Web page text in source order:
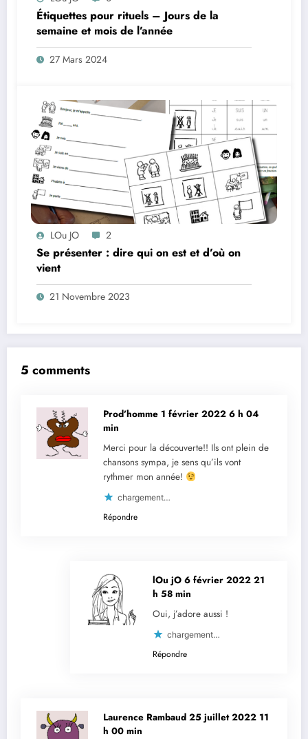
Étiquettes pour rituels – Jours de la
semaine et mois de l’année
27 Mars 2024
LOu JO 2
Se présenter : dire qui on est et d’où on
vient
21 Novembre 2023
5 comments
Prod’homme 1 février 2022 6 h 04
min
Merci pour la découverte!! Ils ont plein de
chansons sympa, je sens qu’ils vont
rythmer mon année!
chargement…
Répondre
lOu jO 6 février 2022 21
h 58 min
Oui, j’adore aussi !
chargement…
Répondre
Laurence Rambaud 25 juillet 2022 11
h 00 min